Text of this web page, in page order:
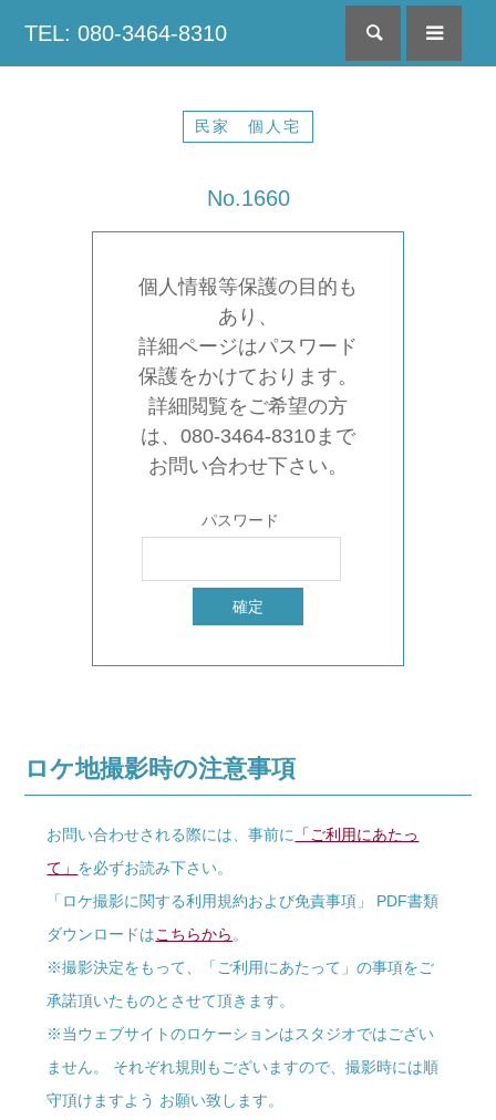
TEL: 080-3464-8310 検索
民家 個人宅
No.1660
個人情報等保護の目的も
あり、
詳細ページはパスワード
保護をかけております。
詳細閲覧をご希望の方
は、080-3464-8310まで
お問い合わせ下さい。
パスワード
ロケ地撮影時の注意事項
お問い合わせされる際には、事前に 「ご利用にあたっ
て」 を必ずお読み下さい。
「ロケ撮影に関する利用規約および免責事項」 PDF書類
ダウンロードはこちらから。
※撮影決定をもって、「ご利用にあたって」の事項をご
承諾頂いたものとさせて頂きます。
※当ウェブサイトのロケーションはスタジオではござい
ません。 それぞれ規則もございますので、撮影時には順
守頂けますよう お願い致します。